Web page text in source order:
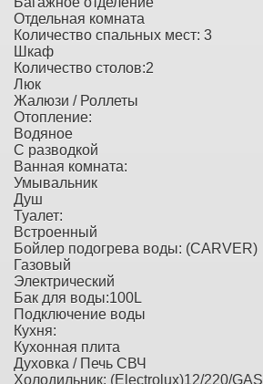
Отдельная комната
Количество спальных мест: 3
Шкаф
Количество столов:2
Люк
Жалюзи / Роллеты
Отопление:
Водяное
С разводкой
Ванная комната:
Умывальник
Душ
Туалет:
Встроенный
Бойлер подогрева воды: (CARVER)
Газовый
Электрический
Бак для воды:100L
Подключение воды
Кухня:
Кухонная плита
Духовка / Печь СВЧ
Холодильник: (Electrolux)12/220/GAS